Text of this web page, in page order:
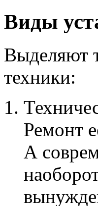
Виды
Выделяют
техники:
Ремонт
А